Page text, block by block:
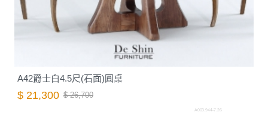
A42爵士白4.5尺(石面)圓桌
$ 21,300 $ 26,700
A003.944-7.26